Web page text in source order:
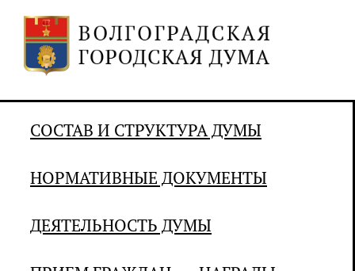
СОСТАВ И СТРУКТУРА ДУМЫ
НОРМАТИВНЫЕ ДОКУМЕНТЫ
ДЕЯТЕЛЬНОСТЬ ДУМЫ